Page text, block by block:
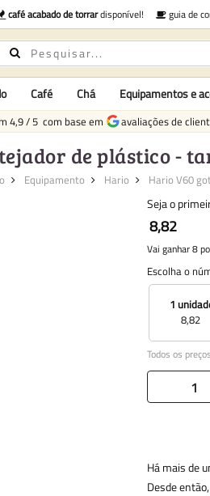
café acabado de torrardisponível! guia de
Café Chá Equipamentos e
4,9/5 com base em avaliações de
de plástico -
Equipamento Hario Hario V60
Seja o
8,82
Vai ganhar 8
Escolha o
1
8,82
Todos os
Há mais de
Desde